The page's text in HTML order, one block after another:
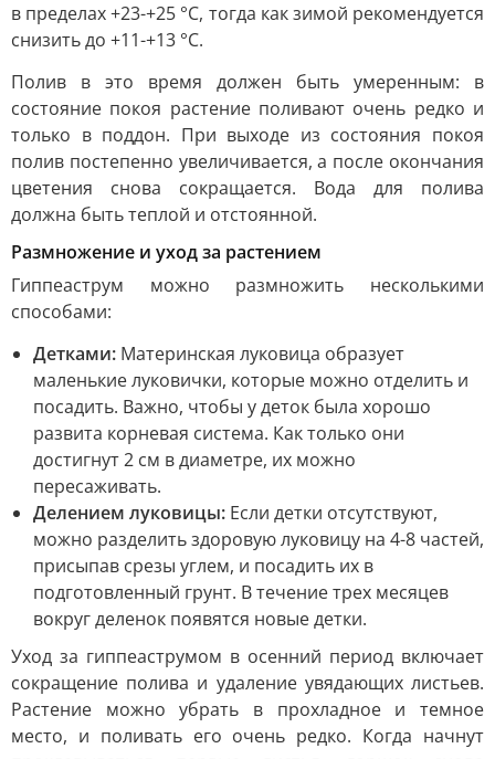
в пределах +23-+25 °C, тогда как зимой рекомендуется
снизить до +11-+13 °C.
Полив в это время должен быть умеренным: в
состояние покоя растение поливают очень редко и
только в поддон. При выходе из состояния покоя
полив постепенно увеличивается, а после окончания
цветения снова сокращается. Вода для полива
должна быть теплой и отстоянной.
Размножение и уход за растением
Гиппеаструм можно размножить несколькими
способами:
Детками: Материнская луковица образует
маленькие луковички, которые можно отделить и
посадить. Важно, чтобы у деток была хорошо
развита корневая система. Как только они
достигнут 2 см в диаметре, их можно
пересаживать.
Делением луковицы: Если детки отсутствуют,
можно разделить здоровую луковицу на 4-8 частей,
присыпав срезы углем, и посадить их в
подготовленный грунт. В течение трех месяцев
вокруг деленок появятся новые детки.
Уход за гиппеаструмом в осенний период включает
сокращение полива и удаление увядающих листьев.
Растение можно убрать в прохладное и темное
место, и поливать его очень редко. Когда начнут